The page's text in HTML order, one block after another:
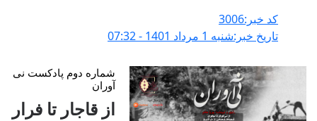
کد خبر:3006
تاریخ خبر:شنبه 1 مرداد 1401 - 07:32
شماره دوم پادکست نی
آوران
از قاجار تا فرار